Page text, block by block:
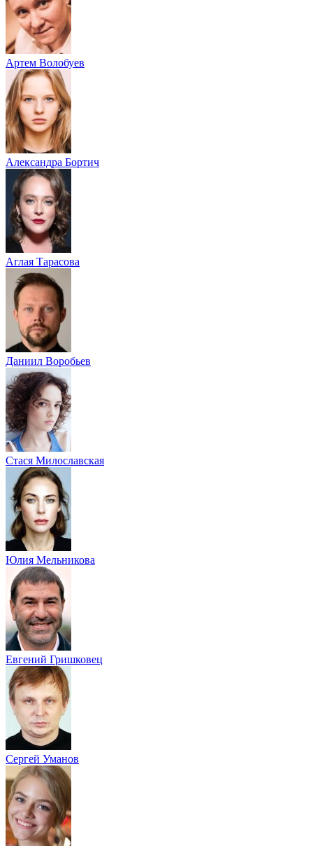
Артем Волобуев
Александра Бортич
Аглая Тарасова
Даниил Воробьев
Стася Милославская
Юлия Мельникова
Евгений Гришковец
Сергей Уманов